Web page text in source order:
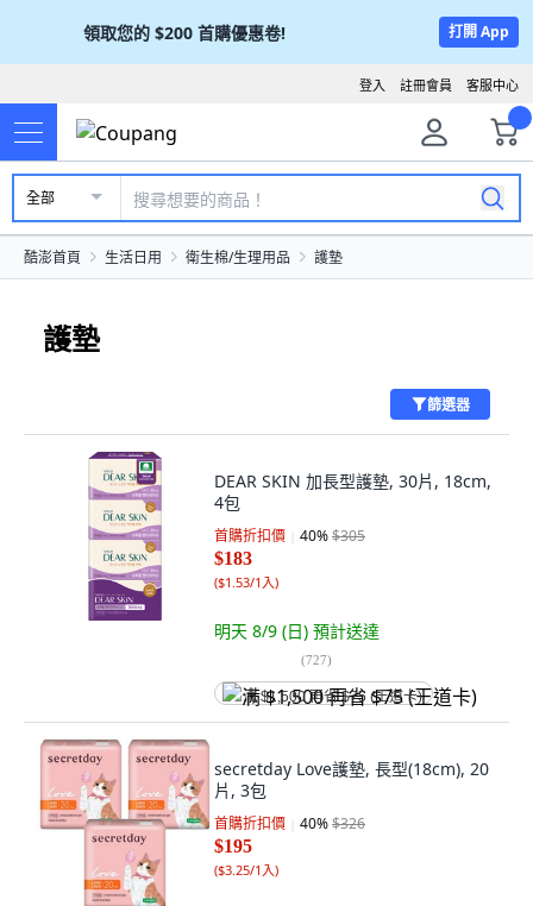
領取您的 $200 首購優惠卷! 打開 App
客服中心
註冊會員
登入
全部
酷澎首頁 生活日用 衛生棉/生理用品 護墊
護墊
篩選器
DEAR SKIN 加長型護墊, 30片, 18cm,
4包
首購折扣價 40%$305
$183
($1.53/1入)
明天 8/9 (日) 預計送達
(727)
满 $1,500 再省 $75 (王道卡)
secretday Love護墊, 長型(18cm), 20
片, 3包
首購折扣價 40%$326
$195
($3.25/1入)